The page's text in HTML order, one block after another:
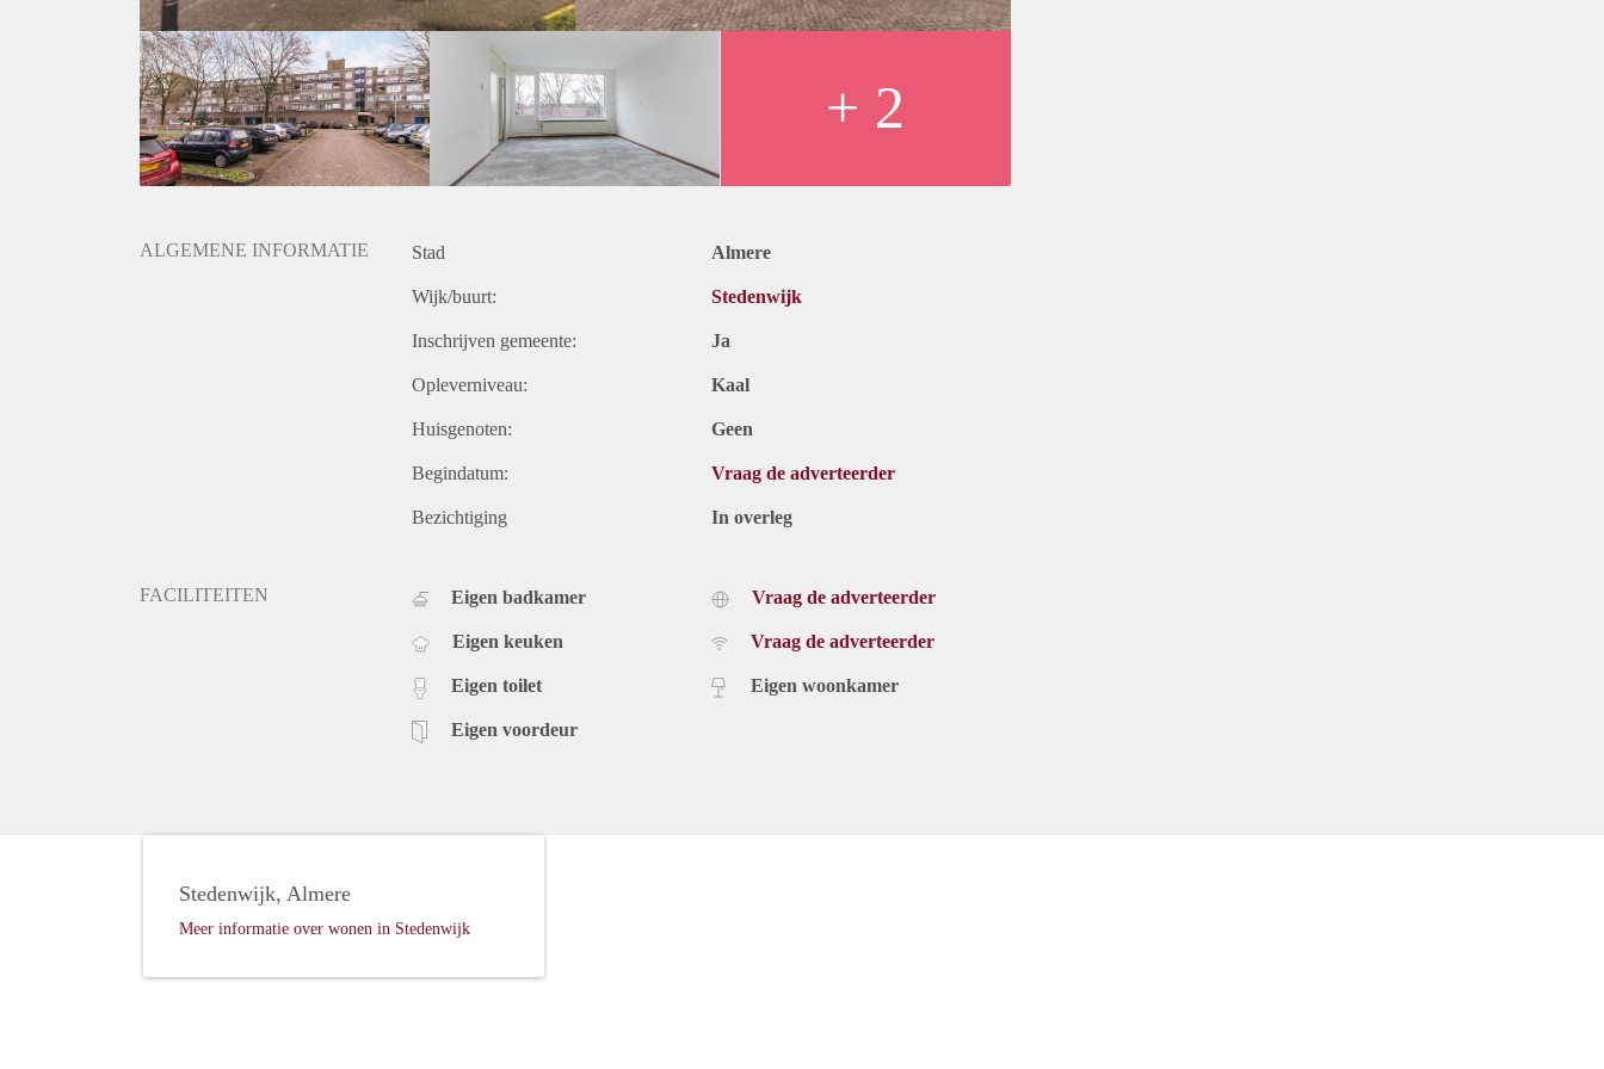
+ 2
ALGEMENE INFORMATIE Stad Almere
Wijk/buurt: Stedenwijk
Inschrijven gemeente: Ja
Opleverniveau: Kaal
Huisgenoten: Geen
Begindatum: Vraag de adverteerder
Bezichtiging In overleg
FACILITEITEN Eigen badkamer
Eigen keuken
Eigen toilet
Eigen voordeur
Vraag de adverteerder
Vraag de adverteerder
Eigen woonkamer
Stedenwijk, Almere
Meer informatie over wonen in Stedenwijk